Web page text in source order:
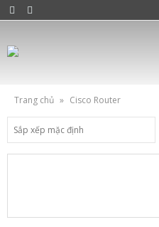
Trang chủ » Cisco Router